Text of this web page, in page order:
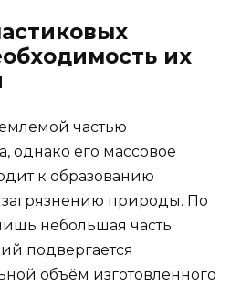
их
частью
однако его массовое
к образованию
природы. По
небольшая часть
подвергается
объём изготовленного